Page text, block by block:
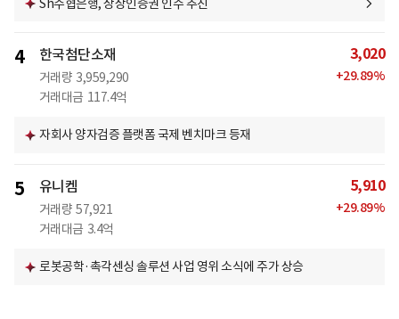
Sh수협은행, 상상인증권 인수 추진
4 한국첨단소재
거래량 3,959,290
거래대금 117.4억
3,020
+29.89%
자회사 양자검증 플랫폼 국제 벤치마크 등재
5 유니켐
거래량 57,921
거래대금 3.4억
5,910
+29.89%
로봇공학·촉각센싱 솔루션 사업 영위 소식에 주가 상승